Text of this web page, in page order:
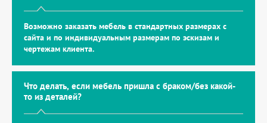
Возможно заказать мебель в стандартных размерах с
сайта и по индивидуальным размерам по эскизам и
чертежам клиента.
Что делать, если мебель пришла с браком/без какой-
то из деталей?